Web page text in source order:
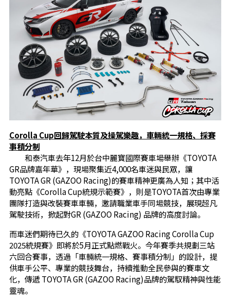
Corolla Cup回歸駕駛本質及操駕樂趣，車輛統一規格、採賽
事積分制
和泰汽車去年12月於台中麗寶國際賽車場舉辦《TOYOTA
GR品牌嘉年華》，現場聚集近4,000名車迷與民眾，讓
TOYOTA GR (GAZOO Racing)的賽車精神更廣為人知；其中活
動亮點《Corolla Cup統規示範賽》，則是TOYOTA首次由專業
團隊打造與改裝賽車車輛，邀請職業車手同場競技，展現超凡
駕駛技術，掀起對GR (GAZOO Racing) 品牌的高度討論。
而車迷們期待已久的《TOYOTA GAZOO Racing Corolla Cup
2025統規賽》即將於5月正式點燃戰火。今年賽季共規劃三站
六回合賽事，透過「車輛統一規格、賽事積分制」的設計，提
供車手公平、專業的競技舞台，持續推動全民參與的賽車文
化，傳遞 TOYOTA GR (GAZOO Racing)品牌的駕馭精神與性能
靈魂。